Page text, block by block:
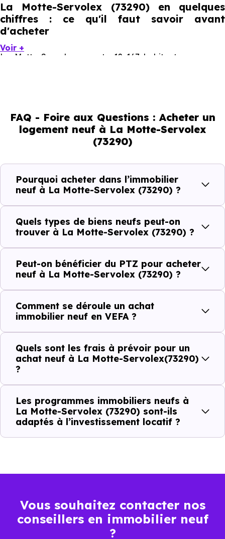
La Motte-Servolex (73290) en quelques
chiffres : ce qu'il faut savoir avant
d'acheter
La Motte-Servolex compte 12 167 habitants, avec une
36.76 % d'adultes (dont 74 % d'actifs), 31.48 % de seniors,
15.62 % de jeunes et 16.14 % d'enfants. Un profil
démographique qui renseigne directement sur la
demande locative locale et les typologies de biens les
plus recherchées.
Côté cadre de vie, La Motte-Servolex (73290) dispose de
40 commerces, 69 professions médicales et 19
établissements scolaires. Des équipements du quotidien
qui constituent autant d'arguments concrets pour habiter
ou investir dans la commune.
Combien coûte un logement à La Motte-
Servolex (73290) ?
C'est souvent la première question. Voici les repères de
prix à connaître pour un achat immobilier à La Motte-
Servolex (73290) :
Prix
minimum
Prix
moyen
Prix
maximum
Maison 2 813 € /m²
/m²
6 476 € /m²
Voir +
FAQ - Foire aux Questions : Acheter un
logement neuf à La Motte-Servolex
(73290)
Pourquoi acheter dans l’immobilier
neuf à La Motte-Servolex (73290) ?
Quels types de biens neufs peut-on
trouver à La Motte-Servolex (73290) ?
Peut-on bénéficier du PTZ pour acheter
neuf à La Motte-Servolex (73290) ?
Comment se déroule un achat
immobilier neuf en VEFA ?
Quels sont les frais à prévoir pour un
achat neuf à La Motte-Servolex(73290)
?
Les programmes immobiliers neufs à
La Motte-Servolex (73290) sont-ils
adaptés à l’investissement locatif ?
Vous souhaitez contacter nos
conseillers en immobilier neuf
?